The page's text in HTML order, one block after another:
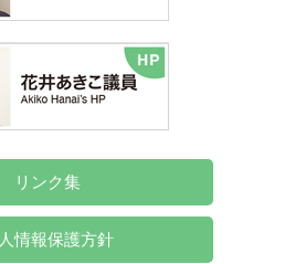
リンク集
情報保護方針